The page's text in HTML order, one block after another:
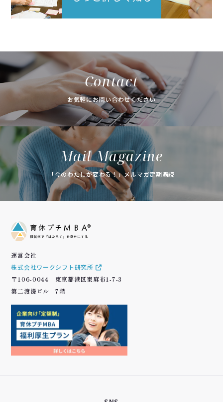
Contact
お気軽にお問い合わせください
Mail Magazine
「今のわたしが変わる！」メルマガ定期購読
運営会社
株式会社ワークシフト研究所
〒106-0044 東京都港区東麻布1-7-3
第二渡邊ビル 7階